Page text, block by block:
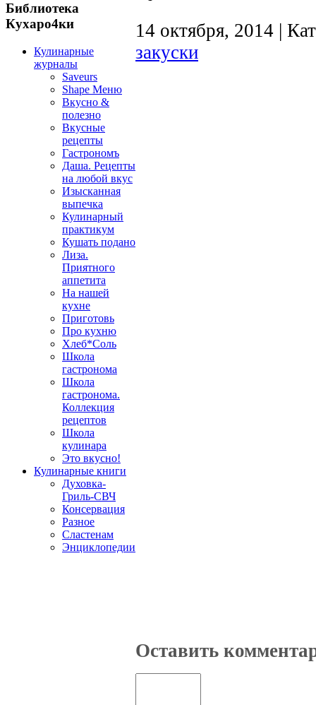
Библиотека
Кухаро4ки
Кулинарные
журналы
Saveurs
Shape Меню
Вкусно &
полезно
Вкусные
рецепты
Гастрономъ
Даша. Рецепты
на любой вкус
Изысканная
выпечка
Кулинарный
практикум
Кушать подано
Лиза.
Приятного
аппетита
На нашей
кухне
Приготовь
Про кухню
Хлеб*Соль
Школа
гастронома
Школа
гастронома.
Коллекция
рецептов
Школа
кулинара
Это вкусно!
Кулинарные книги
Духовка-
Гриль-СВЧ
Консервация
Разное
Сластенам
Энциклопедии
14 октября, 2014 |
закуски
Оставить